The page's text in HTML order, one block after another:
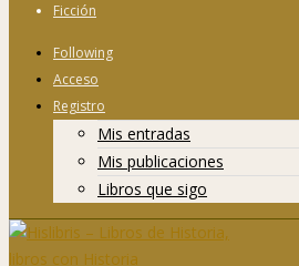
Ficción
Following
Acceso
Registro
Mis entradas
Mis publicaciones
Libros que sigo